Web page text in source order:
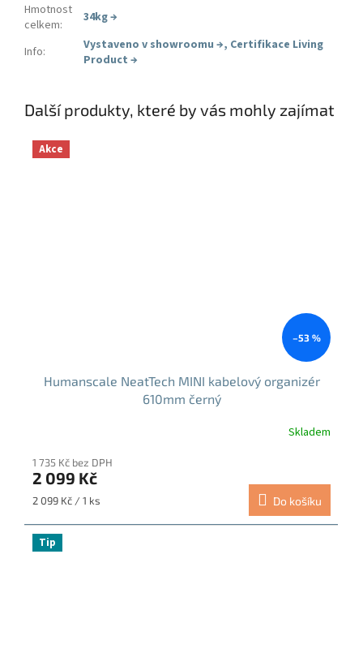
Hmotnost
celkem: 34kg→
Info: Vystaveno v showroomu →, Certifikace Living
Product →
Další produkty, které by vás mohly zajímat
Akce
–53 %
Humanscale NeatTech MINI kabelový organizér
610mm černý
Skladem
1 735 Kč bez DPH
2 099 Kč
Měrná
2 099 Kč / 1 ks Do košíku
Tip